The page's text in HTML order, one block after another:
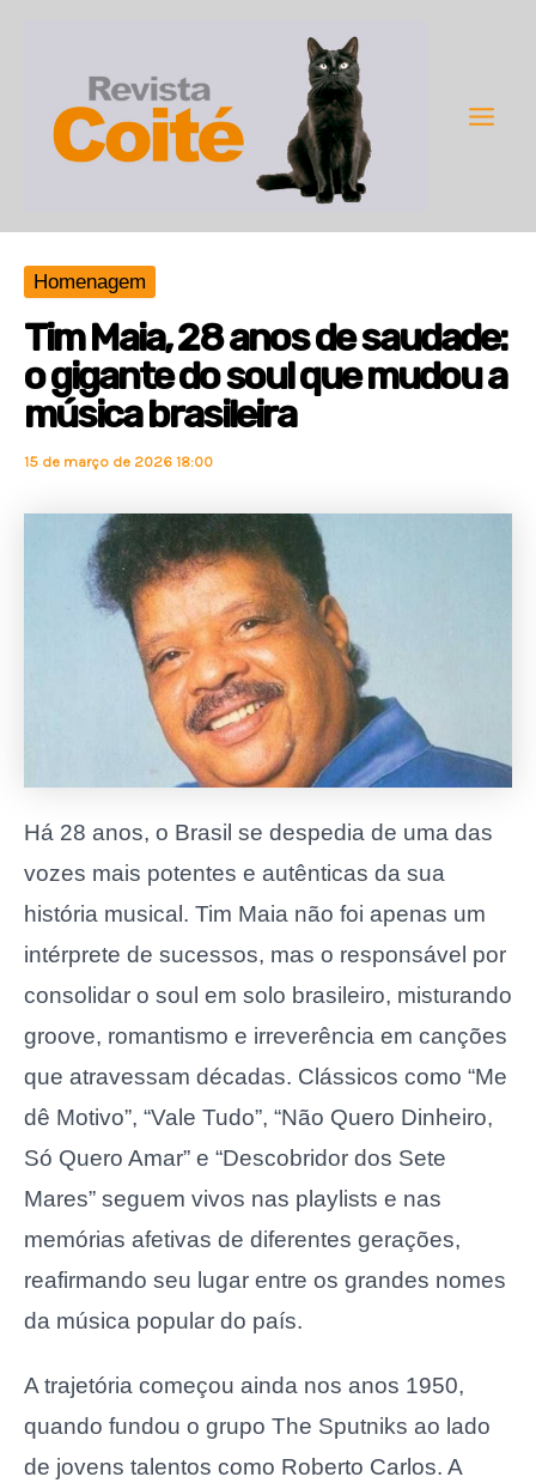
conteúdo
Homenagem
Tim Maia, 28 anos de saudade:
o gigante do soul que mudou a
música brasileira
15 de março de 2026 18:00
Há 28 anos, o Brasil se despedia de uma das
vozes mais potentes e autênticas da sua
história musical. Tim Maia não foi apenas um
intérprete de sucessos, mas o responsável por
consolidar o soul em solo brasileiro, misturando
groove, romantismo e irreverência em canções
que atravessam décadas. Clássicos como “Me
dê Motivo”, “Vale Tudo”, “Não Quero Dinheiro,
Só Quero Amar” e “Descobridor dos Sete
Mares” seguem vivos nas playlists e nas
memórias afetivas de diferentes gerações,
reafirmando seu lugar entre os grandes nomes
da música popular do país.
A trajetória começou ainda nos anos 1950,
quando fundou o grupo The Sputniks ao lado
de jovens talentos como Roberto Carlos. A